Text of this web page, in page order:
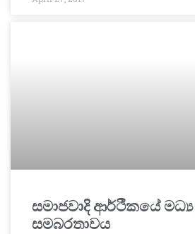
සමාජවාදි ආර්ථීකයේ
සමබරතාවය